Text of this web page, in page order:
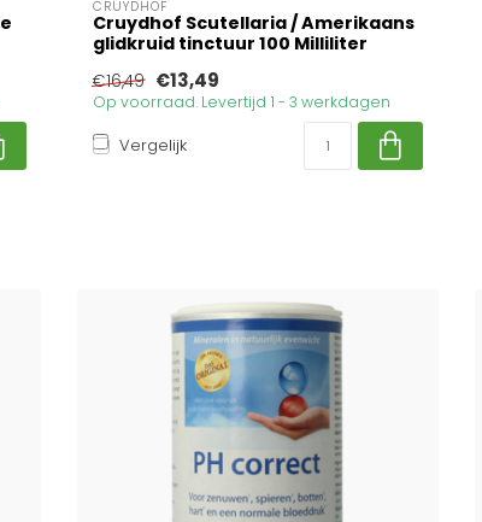
CRUYDHOF
Cruydhof Scutellaria / Amerikaans
glidkruid tinctuur 100 Milliliter
€16,49 €13,49
Op voorraad. Levertijd 1 - 3 werkdagen
Vergelijk